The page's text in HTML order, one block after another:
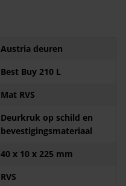
Austria deuren
Best Buy 210 L
Mat RVS
Deurkruk op schild en
bevestigingsmateriaal
40 x 10 x 225 mm
RVS